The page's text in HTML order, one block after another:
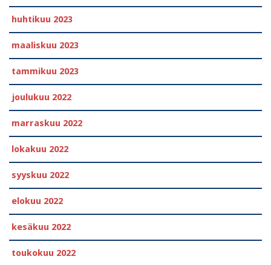
huhtikuu 2023
maaliskuu 2023
tammikuu 2023
joulukuu 2022
marraskuu 2022
lokakuu 2022
syyskuu 2022
elokuu 2022
kesäkuu 2022
toukokuu 2022